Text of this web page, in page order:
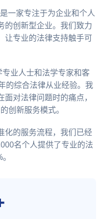
一家专注于为企业和个人
的创新型企业。我们致力
让专业的法律支持触手可
业人士和法学专家和客
的综合法律从业经验。我
对法律问题时的痛点，
创新服务模式。
化的服务流程，我们已经
名个人提供了专业的法